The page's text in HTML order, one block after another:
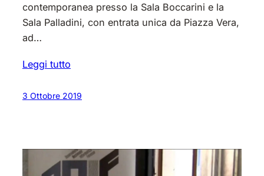
contemporanea presso la Sala Boccarini e la
Sala Palladini, con entrata unica da Piazza Vera,
ad…
Leggi tutto
3 Ottobre 2019